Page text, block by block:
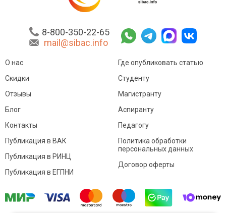
8-800-350-22-65
mail@sibac.info
О нас
Скидки
Отзывы
Блог
Контакты
Где опубликовать статью
Студенту
Магистранту
Аспиранту
Педагогу
Публикация в ВАК
Публикация в РИНЦ
Публикация в ЕГПНИ
Политика обработки
персональных данных
Договор оферты